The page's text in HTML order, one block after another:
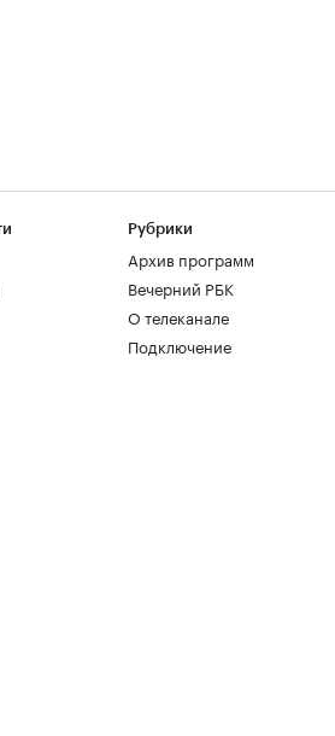
Рубрики
Архив программ
Вечерний РБК
О телеканале
Подключение